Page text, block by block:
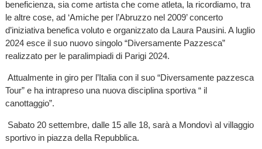
beneficienza, sia come artista che come atleta, la ricordiamo, tra
le altre cose, ad ‘Amiche per l’Abruzzo nel 2009’ concerto
d’iniziativa benefica voluto e organizzato da Laura Pausini. A luglio
2024 esce il suo nuovo singolo “Diversamente Pazzesca”
realizzato per le paralimpiadi di Parigi 2024.
Attualmente in giro per l’Italia con il suo “Diversamente pazzesca
Tour” e ha intrapreso una nuova disciplina sportiva “ il
canottaggio”.
Sabato 20 settembre, dalle 15 alle 18, sarà a Mondovì al villaggio
sportivo in piazza della Repubblica.